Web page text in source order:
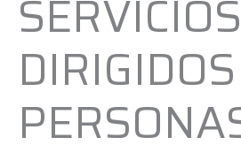
SERVICIOS
DIRIGIDOS
MAYORES